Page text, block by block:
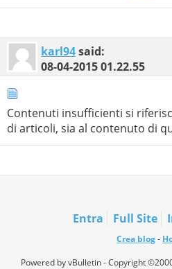
karl94said:
08-04-201501.22.55
Contenuti insufficienti si
di articoli, sia al contenuto di
Entra Full Site
Crea blog-
Powered by vBulletin - Copyright